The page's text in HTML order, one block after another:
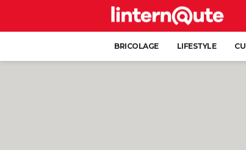
BRICOLAGE LIFESTYLE